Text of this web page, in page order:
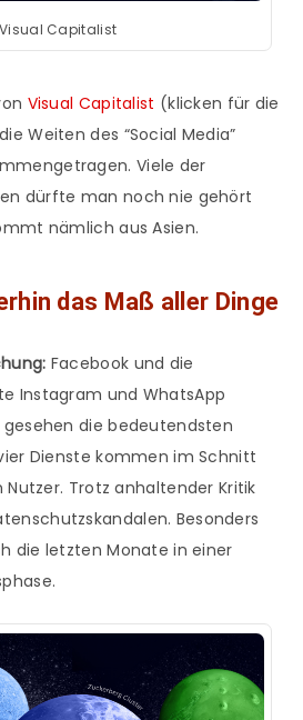
Capitalist
Visual Capitalist (klicken für die
Weiten des “Social Media”
Viele der
dürfte man noch nie gehört
nämlich aus Asien.
das Maß aller Dinge
Facebook und die
Instagram und WhatsApp
die bedeutendsten
Dienste kommen im Schnitt
Nutzer. Trotz anhaltender Kritik
Besonders
die letzten Monate in einer